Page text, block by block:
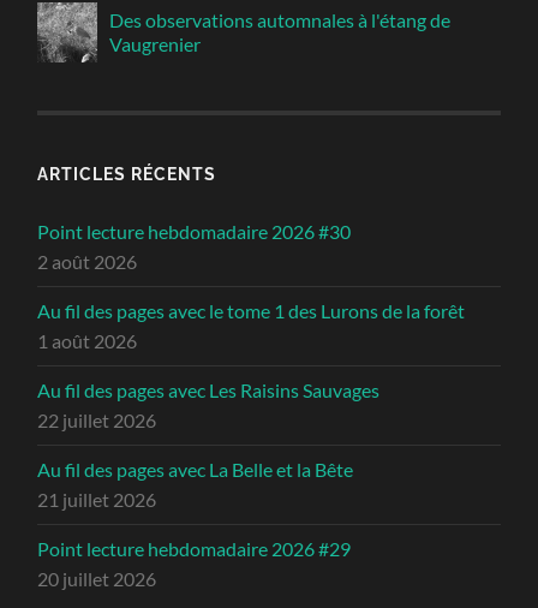
Des observations automnales à l'étang de
Vaugrenier
ARTICLES RÉCENTS
Point lecture hebdomadaire 2026 #30
2 août 2026
Au fil des pages avec le tome 1 des Lurons de la forêt
1 août 2026
Au fil des pages avec Les Raisins Sauvages
22 juillet 2026
Au fil des pages avec La Belle et la Bête
21 juillet 2026
Point lecture hebdomadaire 2026 #29
20 juillet 2026